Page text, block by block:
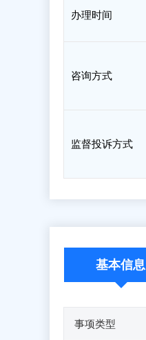
办理时间
咨询方式
监督投诉方式
基本信息
事项类型